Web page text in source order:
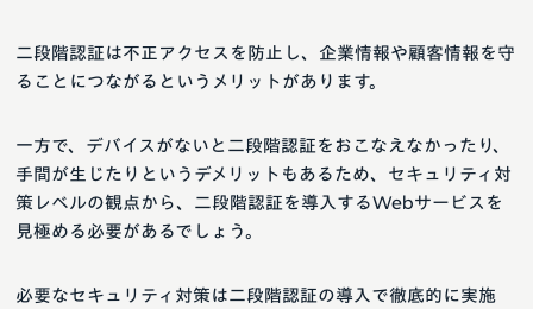
二段階認証は不正アクセスを防止し、企業情報や顧客情報を守
ることにつながるというメリットがあります。
一方で、デバイスがないと二段階認証をおこなえなかったり、
手間が生じたりというデメリットもあるため、セキュリティ対
策レベルの観点から、二段階認証を導入するWebサービスを
見極める必要があるでしょう。
必要なセキュリティ対策は二段階認証の導入で徹底的に実施